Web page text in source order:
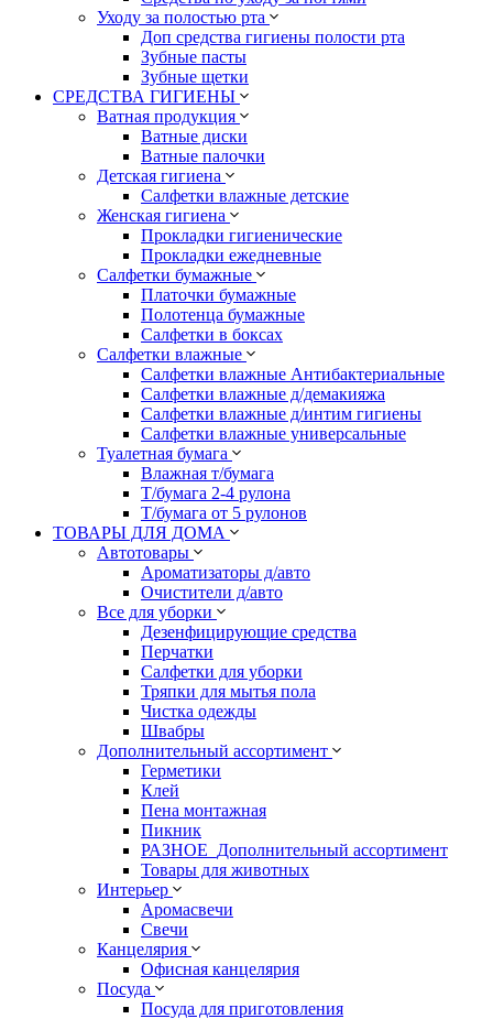
Уходу за полостью рта
Доп средства гигиены полости рта
Зубные пасты
Зубные щетки
СРЕДСТВА ГИГИЕНЫ
Ватная продукция
Ватные диски
Ватные палочки
Детская гигиена
Салфетки влажные детские
Женская гигиена
Прокладки гигиенические
Прокладки ежедневные
Салфетки бумажные
Платочки бумажные
Полотенца бумажные
Салфетки в боксах
Салфетки влажные
Салфетки влажные Антибактериальные
Салфетки влажные д/демакияжа
Салфетки влажные д/интим гигиены
Салфетки влажные универсальные
Туалетная бумага
Влажная т/бумага
Т/бумага 2-4 рулона
Т/бумага от 5 рулонов
ТОВАРЫ ДЛЯ ДОМА
Автотовары
Ароматизаторы д/авто
Очистители д/авто
Все для уборки
Дезенфицирующие средства
Перчатки
Салфетки для уборки
Тряпки для мытья пола
Чистка одежды
Швабры
Дополнительный ассортимент
Герметики
Клей
Пена монтажная
Пикник
РАЗНОЕ_Дополнительный ассортимент
Товары для животных
Интерьер
Аромасвечи
Свечи
Канцелярия
Офисная канцелярия
Посуда
Посуда для приготовления